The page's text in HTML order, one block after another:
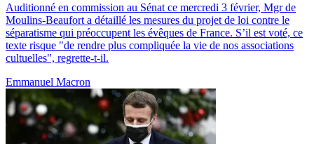
Auditionné en commission au Sénat ce mercredi 3 février, Mgr de
Moulins-Beaufort a détaillé les mesures du projet de loi contre le
séparatisme qui préoccupent les évêques de France. S’il est voté, ce
texte risque "de rendre plus compliquée la vie de nos associations
cultuelles", regrette-t-il.
Emmanuel Macron